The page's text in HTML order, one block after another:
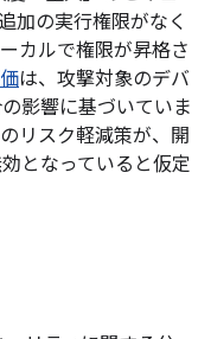
加の実行権限がなく
カルで権限が昇格さ
は、攻撃対象のデバ
影響に基づいていま
リスク軽減策が、開
となっていると仮定